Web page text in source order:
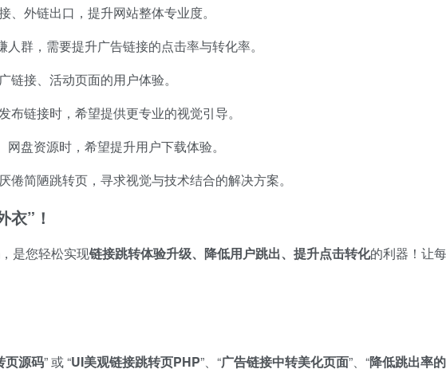
、外链出口，提升网站整体专业度。
人群，需要提升广告链接的点击率与转化率。
链接、活动页面的用户体验。
布链接时，希望提供更专业的视觉引导。
盘资源时，希望提升用户下载体验。
厌倦简陋跳转页，寻求视觉与技术结合的解决方案。
衣”！
，是您轻松实现链接跳转体验升级、降低用户跳出、提升点击转化的利器！让
页源码” 或 “UI美观链接跳转页PHP”、“广告链接中转美化页面”、“降低跳出率